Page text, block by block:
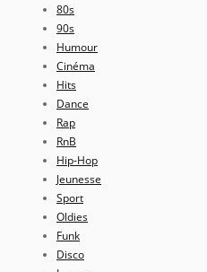
80s
90s
Humour
Cinéma
Hits
Dance
Rap
RnB
Hip-Hop
Jeunesse
Sport
Oldies
Funk
Disco